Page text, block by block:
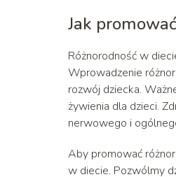
Jak
Różnorodność w
Wprowadzenie
rozwój dziecka.
żywienia dla dzieci.
nerwowego i
Aby promować
w diecie. Pozwólmy